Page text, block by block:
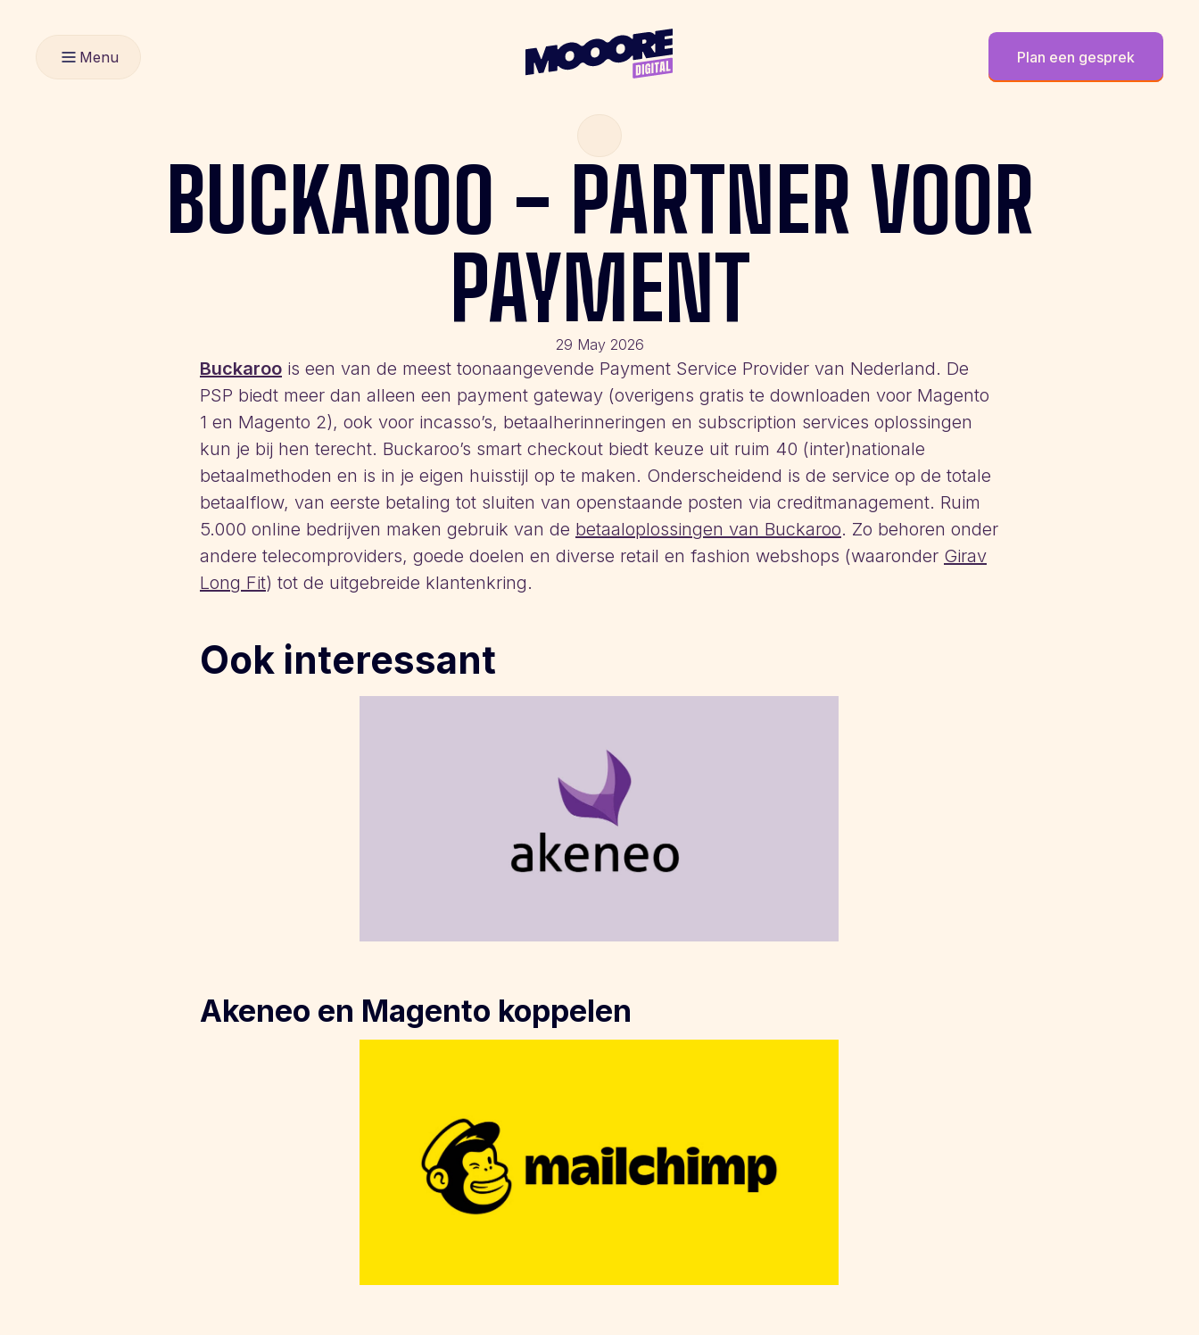
Menu Plan een gesprek
BUCKAROO - PARTNER VOOR
PAYMENT
29 May 2026
Buckaroo is een van de meest toonaangevende Payment Service Provider van Nederland. De
PSP biedt meer dan alleen een payment gateway (overigens gratis te downloaden voor Magento
1 en Magento 2), ook voor incasso’s, betaalherinneringen en subscription services oplossingen
kun je bij hen terecht. Buckaroo’s smart checkout biedt keuze uit ruim 40 (inter)nationale
betaalmethoden en is in je eigen huisstijl op te maken. Onderscheidend is de service op de totale
betaalflow, van eerste betaling tot sluiten van openstaande posten via creditmanagement. Ruim
5.000 online bedrijven maken gebruik van de betaaloplossingen van Buckaroo. Zo behoren onder
andere telecomproviders, goede doelen en diverse retail en fashion webshops (waaronder Girav
Long Fit) tot de uitgebreide klantenkring.
Ook interessant
Akeneo en Magento koppelen